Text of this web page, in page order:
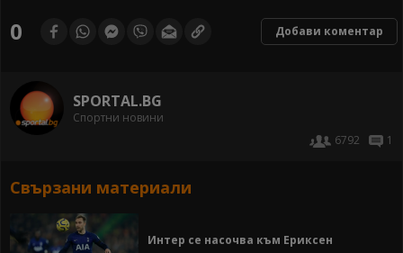
0 Добави коментар
SPORTAL.BG
Спортни новини
6792
1
Свързани материали
Интер се насочва към Ериксен